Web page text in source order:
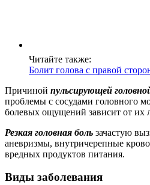
Читайте также:
Болит голова с правой
Причиной пульсирующей
проблемы с сосудами головного
болевых ощущений зависит от их
Резкая головная боль зачастую
аневризмы, внутричерепные
вредных продуктов питания.
Виды заболевания